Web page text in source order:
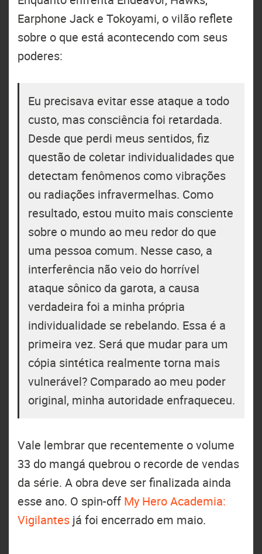
Earphone Jack e Tokoyami, o vilão reflete
sobre o que está acontecendo com seus
poderes:
Eu precisava evitar esse ataque a todo
custo, mas consciência foi retardada.
Desde que perdi meus sentidos, fiz
questão de coletar individualidades que
detectam fenômenos como vibrações
ou radiações infravermelhas. Como
resultado, estou muito mais consciente
sobre o mundo ao meu redor do que
uma pessoa comum. Nesse caso, a
interferência não veio do horrível
ataque sônico da garota, a causa
verdadeira foi a minha própria
individualidade se rebelando. Essa é a
primeira vez. Será que mudar para um
cópia sintética realmente torna mais
vulnerável? Comparado ao meu poder
original, minha autoridade enfraqueceu.
Vale lembrar que recentemente o volume
33 do mangá quebrou o recorde de vendas
da série. A obra deve ser finalizada ainda
esse ano. O spin-off My Hero Academia:
Vigilantes já foi encerrado em maio.